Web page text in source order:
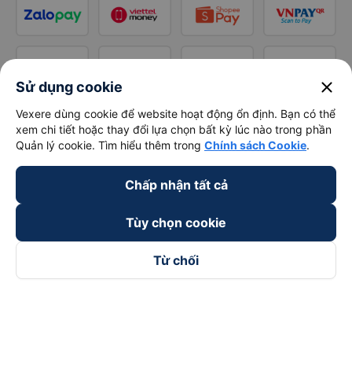
Sử dụng cookie close
Vexere dùng cookie để website hoạt động ổn định. Bạn có thể
xem chi tiết hoặc thay đổi lựa chọn bất kỳ lúc nào trong phần
Quản lý cookie. Tìm hiểu thêm trong Chính sách Cookie.
Chấp nhận tất cả
Tùy chọn cookie
Từ chối